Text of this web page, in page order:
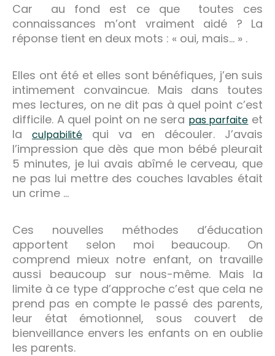
Car au fond est ce que toutes ces
connaissances m’ont vraiment aidé ? La
réponse tient en deux mots : « oui, mais… » .
Elles ont été et elles sont bénéfiques, j’en suis
intimement convaincue. Mais dans toutes
mes lectures, on ne dit pas à quel point c’est
difficile. A quel point on ne sera pas parfaite et
la culpabilitéqui va en découler. J’avais
l’impression que dès que mon bébé pleurait
5 minutes, je lui avais abîmé le cerveau, que
ne pas lui mettre des couches lavables était
un crime …
Ces nouvelles méthodes d’éducation
apportent selon moi beaucoup. On
comprend mieux notre enfant, on travaille
aussi beaucoup sur nous-même. Mais la
limite à ce type d’approche c’est que cela ne
prend pas en compte le passé des parents,
leur état émotionnel, sous couvert de
bienveillance envers les enfants on en oublie
les parents.